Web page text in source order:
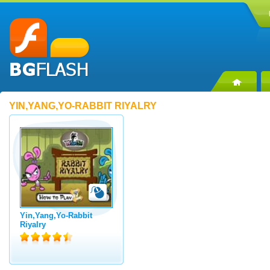
YIN,YANG,YO-RABBIT RIYALRY
Yin,Yang,Yo-Rabbit
Riyalry